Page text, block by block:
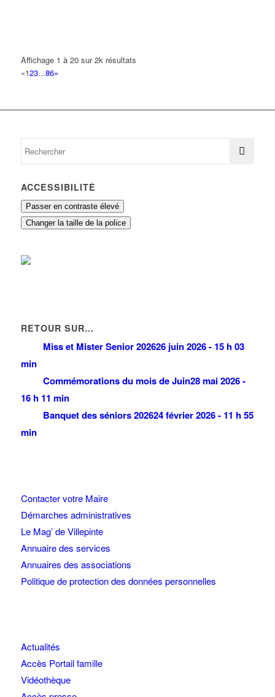
Affichage 1 à 20 sur 2k résultats
«123...86»
ACCESSIBILITÉ
Passer en contraste élevé
Changer la taille de la police
RETOUR SUR…
Miss et Mister Senior 202626 juin 2026 - 15 h 03
min
Commémorations du mois de Juin28 mai 2026 -
16 h 11 min
Banquet des séniors 202624 février 2026 - 11 h 55
min
Contacter votre Maire
Démarches administratives
Le Mag’ de Villepinte
Annuaire des services
Annuaires des associations
Politique de protection des données personnelles
Actualités
Accès Portail famille
Vidéothèque